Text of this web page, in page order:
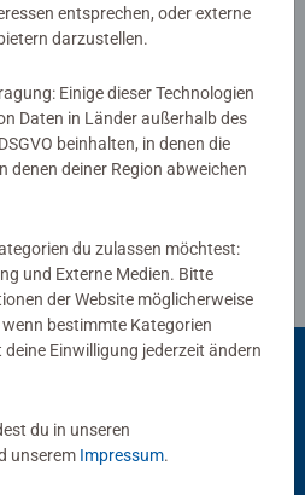
das Pferd.
Motiv eine Geschichte: Das
Ausflug und das Pferd
einem Vogel. So werden die
mögen auch
entsprechen, oder externe
darzustellen.
Einige dieser Technologien
Daten in Länder außerhalb des
beinhalten, in denen die
deiner Region abweichen
du zulassen möchtest:
und Externe Medien. Bitte
der Website möglicherweise
bestimmte Kategorien
Einwilligung jederzeit ändern
du in unseren
unserem Impressum.